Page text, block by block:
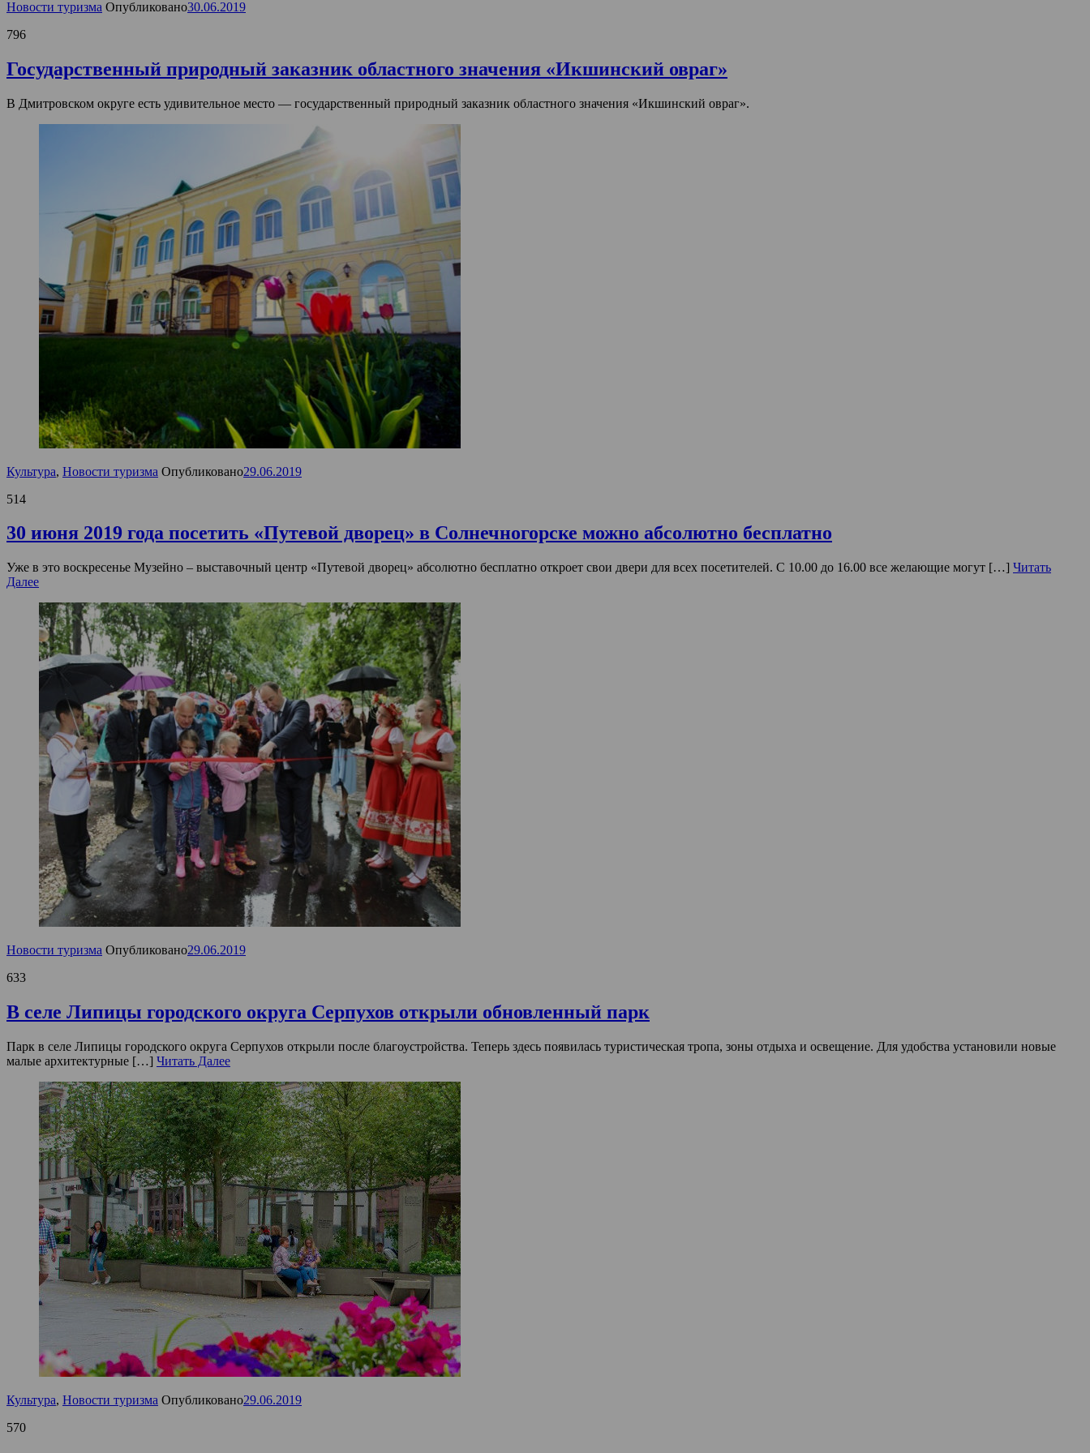
Новости туризма Опубликовано30.06.2019
796
Государственный природный заказник областного значения «Икшинский овраг»
В Дмитровском округе есть удивительное место — государственный природный заказник областного значения «Икшинский овраг».
Культура, Новости туризма Опубликовано29.06.2019
514
30 июня 2019 года посетить «Путевой дворец» в Солнечногорске можно абсолютно бесплатно
Уже в это воскресенье Музейно – выставочный центр «Путевой дворец» абсолютно бесплатно откроет свои двери для всех посетителей. С 10.00 до 16.00 все желающие могут […] Читать
Далее
Новости туризма Опубликовано29.06.2019
633
В селе Липицы городского округа Серпухов открыли обновленный парк
Парк в селе Липицы городского округа Серпухов открыли после благоустройства. Теперь здесь появилась туристическая тропа, зоны отдыха и освещение. Для удобства установили новые
малые архитектурные […] Читать Далее
Культура, Новости туризма Опубликовано29.06.2019
570